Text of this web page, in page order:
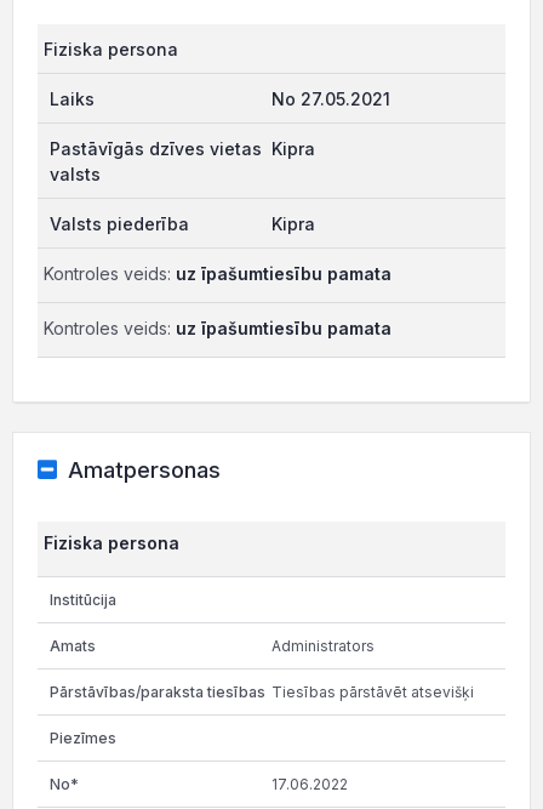
Fiziska persona
No 27.05.2021
Kipra
Kipra
Kontroles veids: uz īpašumtiesību pamata
Kontroles veids: uz īpašumtiesību pamata
Amatpersonas
Fiziska persona
Administrators
Tiesības pārstāvēt atsevišķi
17.06.2022